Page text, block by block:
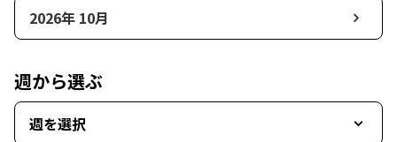
2026年 10月
週から選ぶ
週を選択